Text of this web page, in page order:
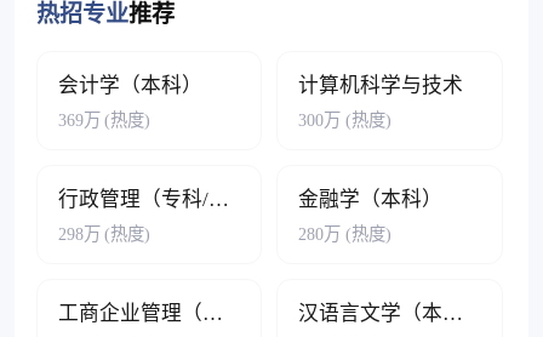
热招专业推荐
会计学（本科）
369万 (热度)
计算机科学与技术
300万 (热度)
行政管理（专科/本科）
298万 (热度)
金融学（本科）
280万 (热度)
工商企业管理（专科/本科） 汉语言文学（本科）